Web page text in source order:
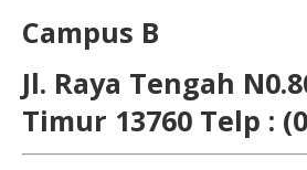
Campus B
Jl. Raya Tengah
Timur 13760 Telp :